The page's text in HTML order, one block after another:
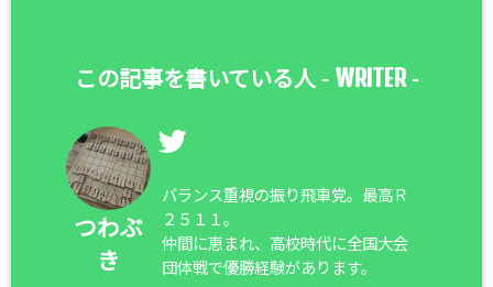
この記事を書いている人 - WRITER-
つわぶ
き
バランス重視の振り飛車党。最高Ｒ
２５１１。
仲間に恵まれ、高校時代に全国大会
団体戦で優勝経験があります。